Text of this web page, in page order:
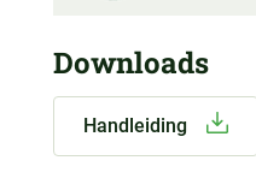
Downloads
Handleiding